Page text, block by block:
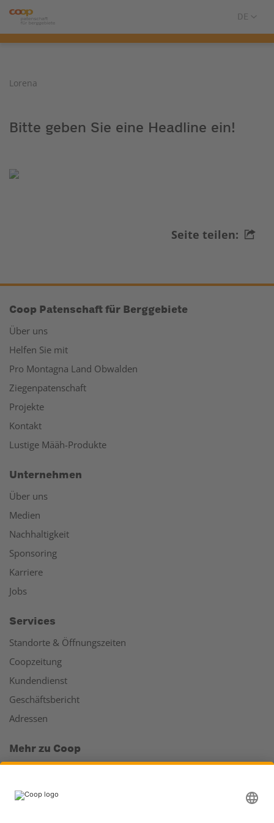
Lorena
Bitte geben Sie eine Headline ein!
Seite teilen:
Coop Patenschaft für Berggebiete
Über uns
Helfen Sie mit
Pro Montagna Land Obwalden
Ziegenpatenschaft
Projekte
Kontakt
Lustige Määh-Produkte
Unternehmen
Über uns
Medien
Nachhaltigkeit
Sponsoring
Karriere
Jobs
Services
Standorte & Öffnungszeiten
Coopzeitung
Kundendienst
Geschäftsbericht
Adressen
Mehr zu Coop
Läden & Services